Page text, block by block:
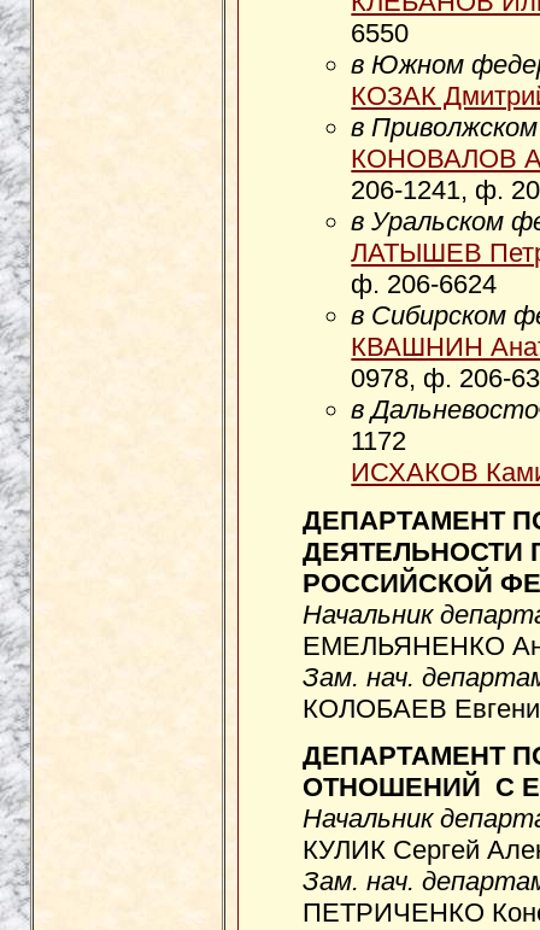
6550
в Южном
КОЗАК
в
КОНОВАЛОВ
206-1241, ф.
в Уральском
ЛАТЫШЕВ
ф. 206-6624
в Сибирском
КВАШНИН
0978, ф. 206-
в
1172
ИСХАКОВ
ДЕПАРТАМЕНТ
ДЕЯТЕЛЬНОСТИ
РОССИЙСКОЙ
Начальник
ЕМЕЛЬЯНЕНКО
Зам. нач.
КОЛОБАЕВ
ДЕПАРТАМЕНТ
ОТНОШЕНИЙ С
Начальник
КУЛИК Сергей
Зам. нач.
ПЕТРИЧЕНКО